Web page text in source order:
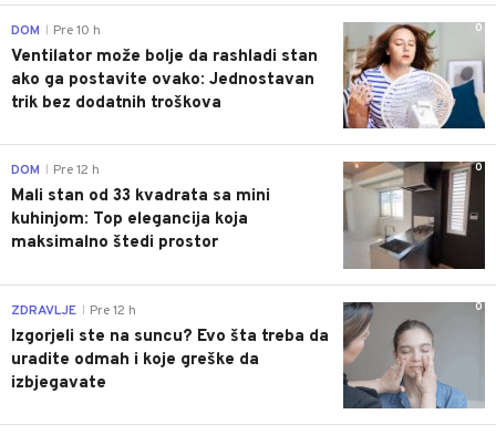
0
DOM Pre 10 h
Ventilator može bolje da rashladi stan
ako ga postavite ovako: Jednostavan
trik bez dodatnih troškova
0
DOM Pre 12 h
Mali stan od 33 kvadrata sa mini
kuhinjom: Top elegancija koja
maksimalno štedi prostor
0
ZDRAVLJE Pre 12 h
Izgorjeli ste na suncu? Evo šta treba da
uradite odmah i koje greške da
izbjegavate